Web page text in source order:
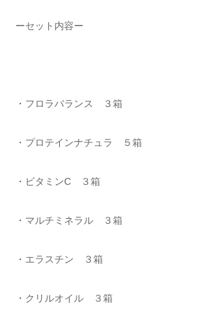
ーセット内容ー
・フロラバランス ３箱
・プロテインナチュラ ５箱
・ビタミンC ３箱
・マルチミネラル ３箱
・エラスチン ３箱
・クリルオイル ３箱